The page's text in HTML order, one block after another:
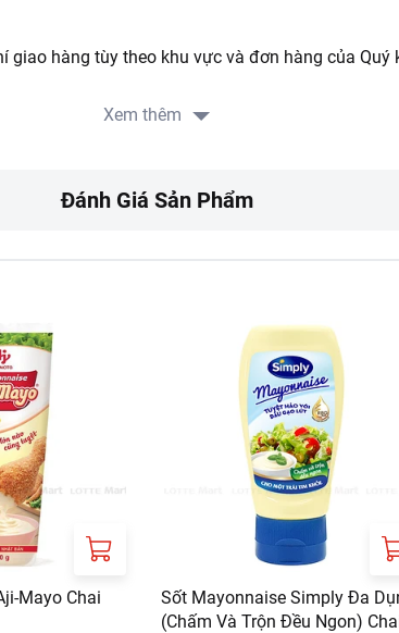
hàng tùy theo khu vực và đơn hàng của Quý
Xem thêm
Đánh Giá Sản Phẩm
Mayo Chai
Sốt Mayonnaise Simply Đa
(Chấm Và Trộn Đều Ngon)